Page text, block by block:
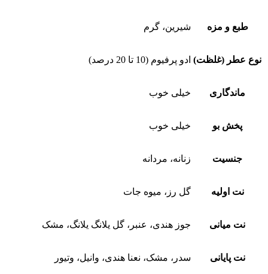
طبع و مزه شیرین، گرم
نوع عطر (غلظت) ادو پرفیوم (10 تا 20 درصد)
ماندگاری خیلی خوب
پخش بو خیلی خوب
جنسیت زنانه، مردانه
نت اولیه گل رز، میوه جات
نت میانی جوز هندی، عنبر، گل یلانگ یلانگ، مشک
نت پایانی سدر، مشک، نعنا هندی، وانیل، وتیور